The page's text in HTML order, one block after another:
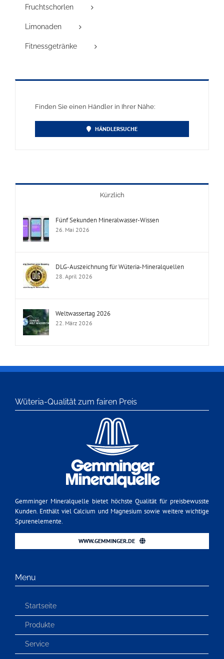
Fruchtschorlen
Limonaden
Fitnessgetränke
Finden Sie einen Händler in Ihrer Nähe:
HÄNDLERSUCHE
Kürzlich
Fünf Sekunden Mineralwasser-Wissen
26. Mai 2026
DLG-Auszeichnung für Wüteria-Mineralquellen
28. April 2026
Weltwassertag 2026
22. März 2026
Wüteria-Qualität zum fairen Preis
Gemminger Mineralquelle bietet höchste Qualität für preisbewusste
Kunden. Enthält viel Calcium und Magnesium sowie weitere wichtige
Spurenelemente.
WWW.GEMMINGER.DE
Menu
Startseite
Produkte
Service